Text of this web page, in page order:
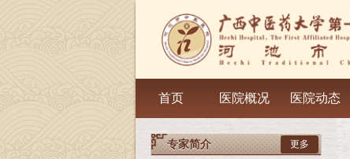
首页 医院概况 医院动态
专家简介 更多